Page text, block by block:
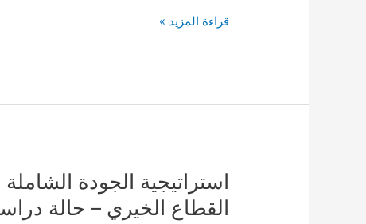
البنوك
قراءة المزيد »
استراتيجية الجودة
القطاع الخيري – حالة
استراتيجية
الجودة
الشاملة